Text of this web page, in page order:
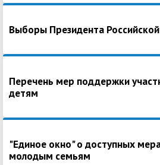
Выборы Президента
Перечень мер поддержки
детям
"Единое окно" о доступных
молодым семьям